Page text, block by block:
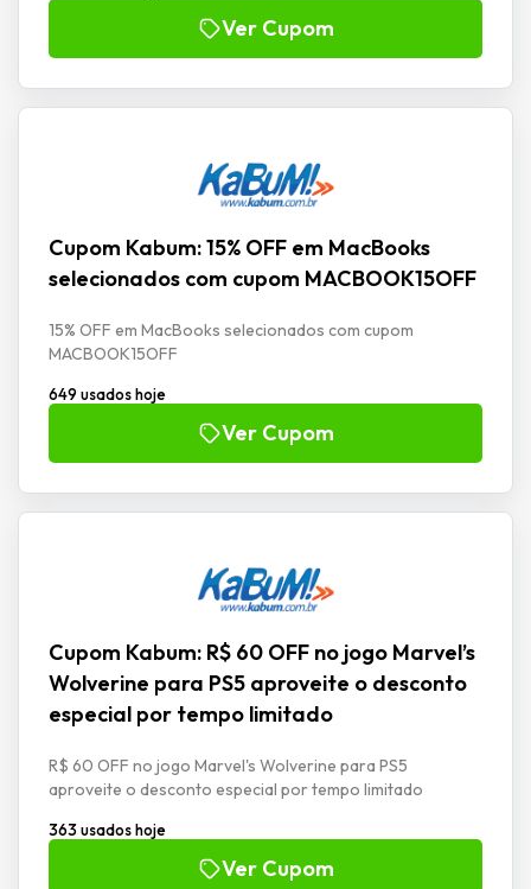
Ver Cupom
Cupom Kabum: 15% OFF em MacBooks
selecionados com cupom MACBOOK15OFF
15% OFF em MacBooks selecionados com cupom
MACBOOK15OFF
649 usados hoje
Ver Cupom
Cupom Kabum: R$ 60 OFF no jogo Marvel’s
Wolverine para PS5 aproveite o desconto
especial por tempo limitado
R$ 60 OFF no jogo Marvel's Wolverine para PS5
aproveite o desconto especial por tempo limitado
363 usados hoje
Ver Cupom